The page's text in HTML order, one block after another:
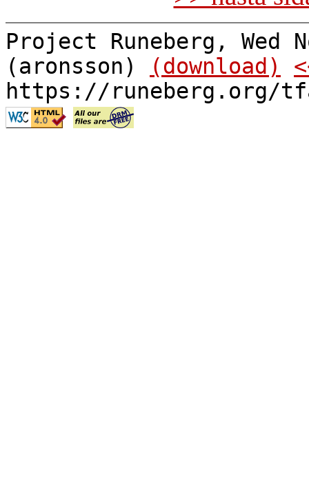
Project Runeberg, Wed
(aronsson)
(download)
https://runeberg.org/